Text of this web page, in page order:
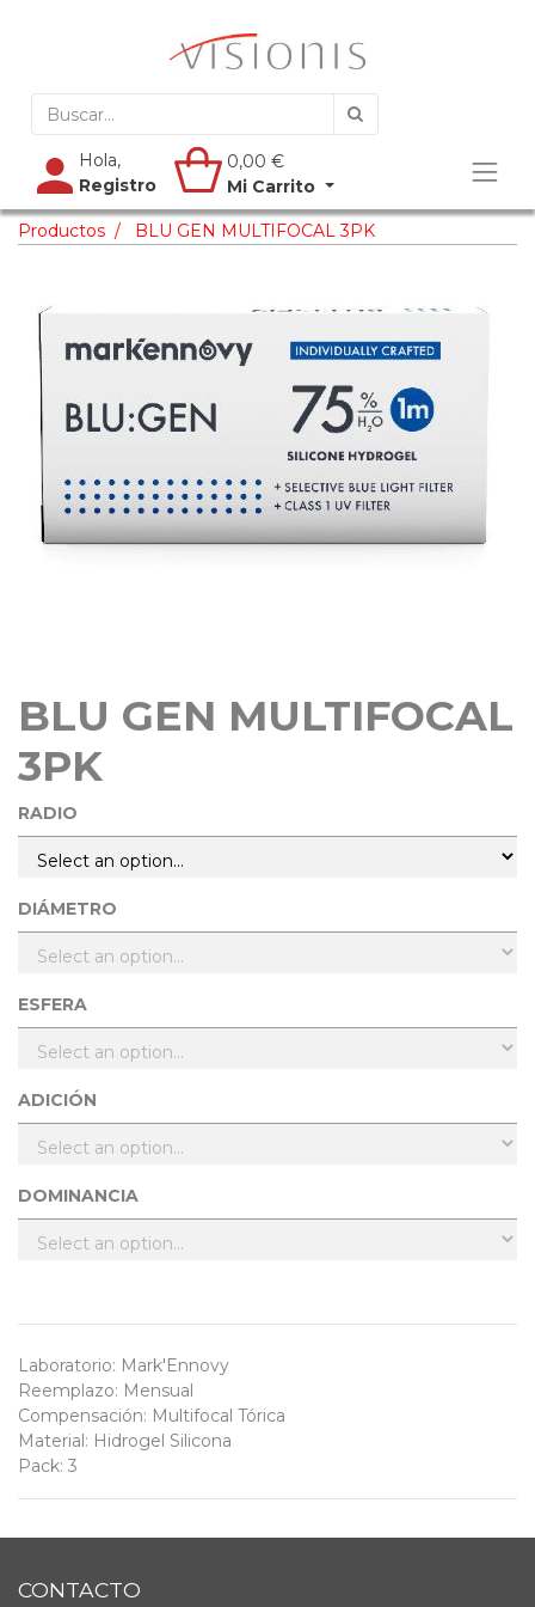
Hola,
Registro
0,00 €
Mi Carrito
Productos BLU GEN MULTIFOCAL 3PK
BLU GEN MULTIFOCAL
3PK
RADIO
DIÁMETRO
ESFERA
ADICIÓN
DOMINANCIA
Laboratorio: Mark'Ennovy
Reemplazo: Mensual
Compensación: Multifocal Tórica
Material : Hidrogel Silicona
Pack: 3
CONTACTO